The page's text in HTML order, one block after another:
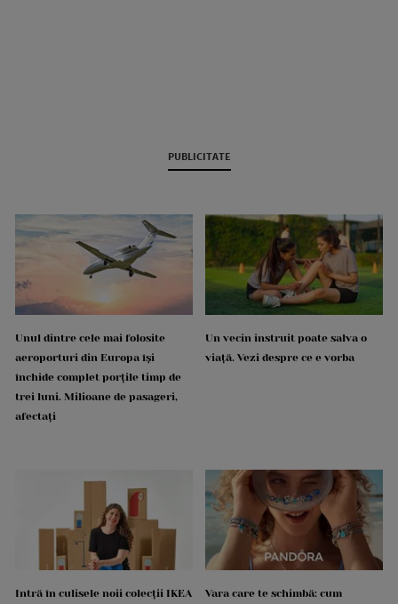
PUBLICITATE
Unul dintre cele mai folosite
aeroporturi din Europa își
închide complet porțile timp de
trei luni. Milioane de pasageri,
afectați
Un vecin instruit poate salva o
viață. Vezi despre ce e vorba
Intră în culisele noii colecții IKEA
Vara care te schimbă: cum